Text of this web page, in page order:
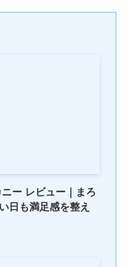
ー レビュー｜まろ
日も満足感を整え